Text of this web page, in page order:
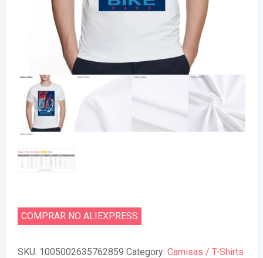
COMPRAR NO ALIEXPRESS
SKU: 1005002635762859 Category: Camisas / T-Shirts